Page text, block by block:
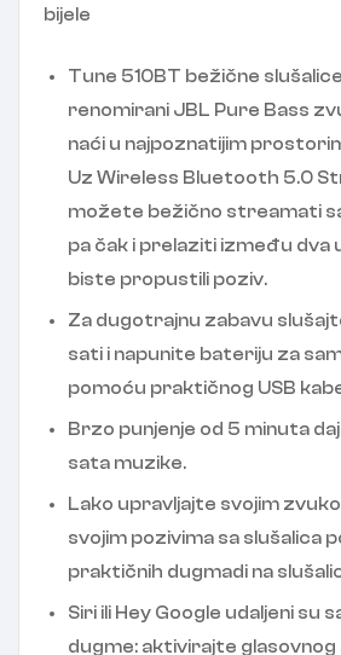
bijele
Tune 510BT bežične
renomirani JBL Pure Bass
naći u najpoznatijim
Uz Wireless Bluetooth 5.0
možete bežično streamati
pa čak i prelaziti između dva
biste propustili poziv.
Za dugotrajnu zabavu
sati i napunite bateriju za
pomoću praktičnog USB
Brzo punjenje od 5 minuta
sata muzike.
Lako upravljajte svojim
svojim pozivima sa slušalica
praktičnih dugmadi na
Siri ili Hey Google udaljeni su
dugme: aktivirajte